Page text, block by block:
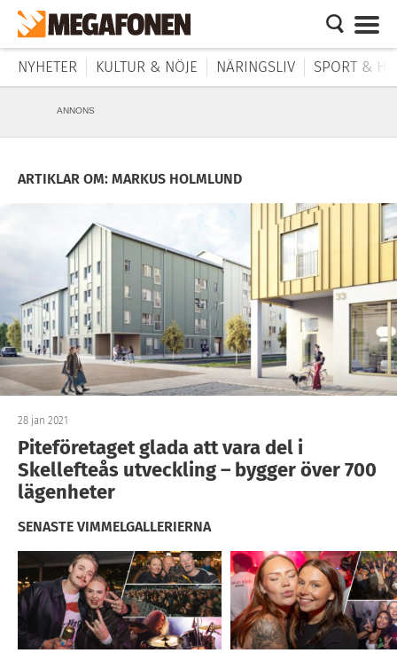
NYHETER KULTUR & NÖJE NÄRINGSLIV SPORT &
ANNONS
ARTIKLAR OM: MARKUS HOLMLUND
28 jan 2021
Piteföretaget glada att vara del i
Skellefteås utveckling – bygger över 700
lägenheter
SENASTE VIMMELGALLERIERNA